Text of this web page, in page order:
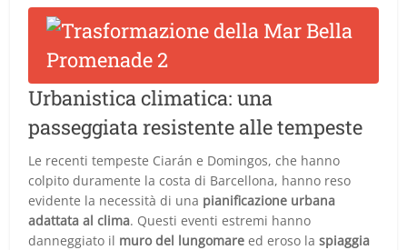
Urbanistica climatica: una
passeggiata resistente alle tempeste
Le recenti tempeste Ciarán e Domingos, che hanno
colpito duramente la costa di Barcellona, hanno reso
evidente la necessità di una pianificazione urbana
adattata al clima. Questi eventi estremi hanno
danneggiato il muro del lungomare ed eroso laspiaggia